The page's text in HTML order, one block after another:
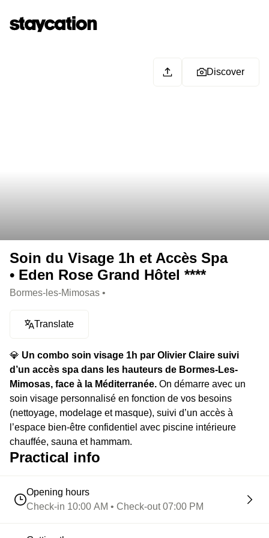
Discover
Soin du Visage 1h et Accès Spa
• Eden Rose Grand Hôtel ****
Bormes-les-Mimosas •
Translate
💎 Un combo soin visage 1h par Olivier Claire suivi
d’un accès spa dans les hauteurs de Bormes-Les-
Mimosas, face à la Méditerranée. On démarre avec un
soin visage personnalisé en fonction de vos besoins
(nettoyage, modelage et masque), suivi d’un accès à
l’espace bien-être confidentiel avec piscine intérieure
chauffée, sauna et hammam.
Practical info
Opening hours
Check-in 10:00 AM • Check-out 07:00 PM